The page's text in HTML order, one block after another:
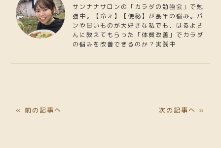
サンナナサロンの「カラダの勉強会」で勉
強中。【冷え】【便秘】が長年の悩み。パ
ンや甘いものが大好きな私でも、はるよさ
んに教えてもらった「体質改善」でカラダ
の悩みを改善できるのか？実践中
« 前の記事へ 次の記事へ »